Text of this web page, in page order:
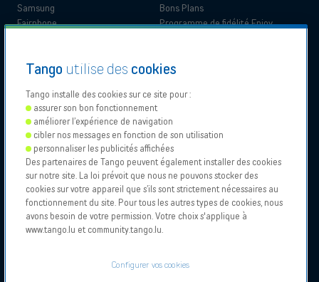
Particulier Business
Contactez le support
Points de vente
Samsung
Fairphone
Bons Plans
Programme de fidélité Enjoy
Documentation légale
Information produit
Documents administratifs
Documents de support
Déclarations d'accessibilité
Pourquoi Tango
Qualité de l'expérience client
Passer chez Tango
Déménagement
Our
Partners
Proximus
Proximus
NXT
Vodafone
Tango 2026, Tous droits reservés.
Conditions générales et particulières
Mentions légales et Politique de cookies
Tango utilise des cookies
Tango installe des cookies sur ce site pour :
assurer son bon fonctionnement
améliorer l’expérience de navigation
cibler nos messages en fonction de son utilisation
personnaliser les publicités affichées
Des partenaires de Tango peuvent également installer des cookies
sur notre site. La loi prévoit que nous ne pouvons stocker des
cookies sur votre appareil que s’ils sont strictement nécessaires au
fonctionnement du site. Pour tous les autres types de cookies, nous
avons besoin de votre permission. Votre choix s'applique à
www.tango.lu et community.tango.lu.
Configurer vos cookies